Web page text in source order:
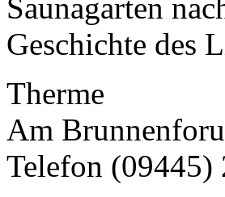
Saunagarten
Geschichte des
Therme
Am
Telefon (09445)